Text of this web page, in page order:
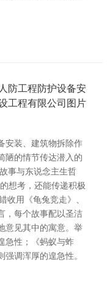
防工程防护设备安
工程有限公司图片
安装、建筑物拆除作
陋的情节传达潜入的
事与东说念主生哲
想考，还能传递积极
收用《龟兔竞走》、
，每个故事配以圣洁
意见其中的寓意。举
急性；《蚂蚁与蚱
调浑厚的遑急性。